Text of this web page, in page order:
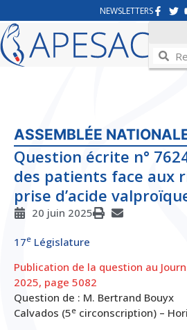
NEWSLETTERS
ASSEMBLÉE
Question écrite n°
des patients face aux
prise d’acide
20 juin 2025
17e Législature
Publication de la question au
2025, page 5082
Question de : M. Bertrand Bouyx
Calvados (5e circonscription) –